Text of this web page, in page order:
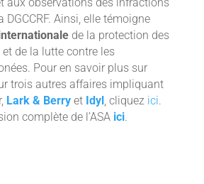
Ainsi, elle témoigne
de la protection des
de la lutte contre les
Pour en savoir plus sur
trois autres affaires impliquant
Lark & Berryet Idyl, cliquez ici.
complète de l’ASA ici.